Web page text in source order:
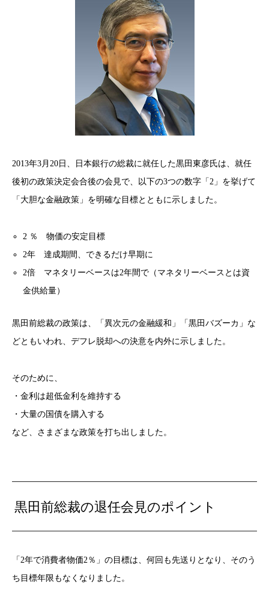
2013年3月20日、日本銀行の総裁に就任した黒田東彦氏は、就任
後初の政策決定会合後の会見で、以下の3つの数字「2」を挙げて
「大胆な金融政策」を明確な目標とともに示しました。
2 ％ 物価の安定目標
2年 達成期間、できるだけ早期に
2倍 マネタリーベースは2年間で（マネタリーベースとは資
金供給量）
黒田前総裁の政策は、「異次元の金融緩和」「黒田バズーカ」な
どともいわれ、デフレ脱却への決意を内外に示しました。
そのために、
・金利は超低金利を維持する
・大量の国債を購入する
など、さまざまな政策を打ち出しました。
黒田前総裁の退任会見のポイント
「2年で消費者物価2％」の目標は、何回も先送りとなり、そのう
ち目標年限もなくなりました。